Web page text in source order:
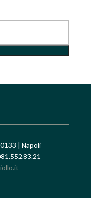
| Napoli